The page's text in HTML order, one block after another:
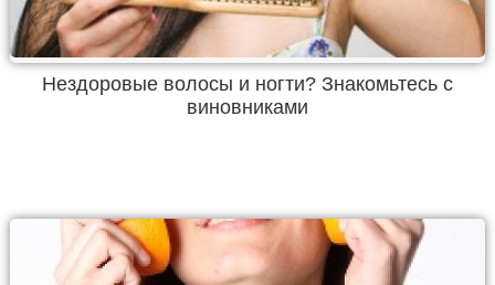
Нездоровые волосы и ногти? Знакомьтесь с
виновниками